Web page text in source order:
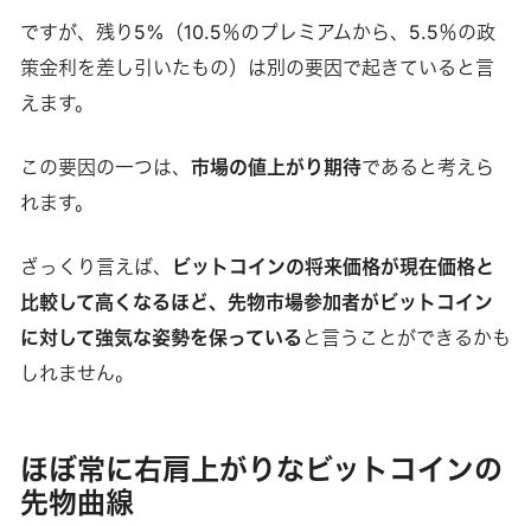
ですが、残り5%（10.5％のプレミアムから、5.5％の政
策金利を差し引いたもの）は別の要因で起きていると言
えます。
この要因の一つは、 市場の値上がり期待であると考えら
れます。
ざっくり言えば、
ビットコインの将来価格が現在価格と
比較して高くなるほど、先物市場参加者がビットコイン
に対して強気な姿勢を保っている と言うことができるかも
しれません。
ほぼ常に右肩上がりなビットコインの
先物曲線